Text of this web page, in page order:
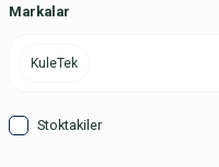
Markalar
KuleTek
Stoktakiler